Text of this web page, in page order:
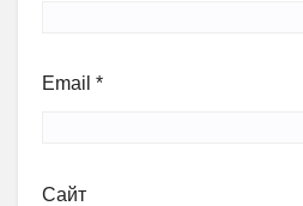
Email *
Сайт